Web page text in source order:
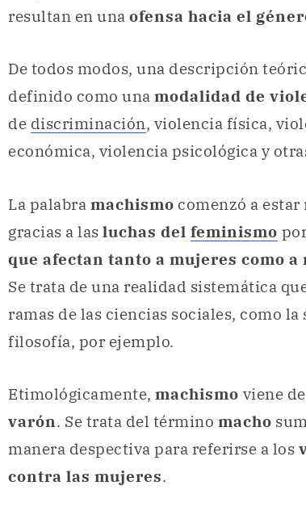
resultan en una ofensa hacia el
De todos modos, una descripción
definido como una modalidad de
de discriminación, violencia física,
económica, violencia psicológica y
La palabra machismo comenzó a
gracias a las luchas del feminismo
que afectan tanto a mujeres como
Se trata de una realidad sistemática
ramas de las ciencias sociales, como
filosofía, por ejemplo.
Etimológicamente, machismo viene
varón. Se trata del término macho
manera despectiva para referirse a los
contra las mujeres.